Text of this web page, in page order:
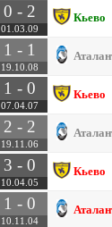
0 - 2
01.03.09
Кьево
1 - 1
19.10.08
1 - 0
07.04.07
Кьево
2 - 2
19.11.06
3 - 0
10.04.05
Кьево
1 - 0
10.11.04